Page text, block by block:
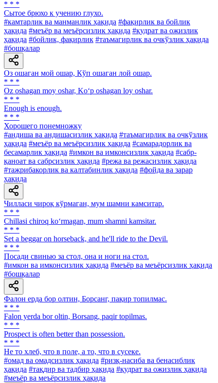
* * *
Сытое брюхо к учению глухо.
#камтарлик ва манманлик ҳақида #фақирлик ва бойлик
ҳақида #меъёр ва меъёрсизлик ҳақида #қудрат ва ожизлик
ҳақида #бойлик, фақирлик #таъмагирлик ва очкўзлик ҳақида
#бошқалар
Оз ошаган мой ошар, Кўп ошаган лой ошар.
* * *
Oz oshagan moy oshar, Ko‘p oshagan loy oshar.
* * *
Enough is enough.
* * *
Хорошего понемножку
#андиша ва андишасизлик ҳақида #таъмагирлик ва очкўзлик
ҳақида #меъёр ва меъёрсизлик ҳақида #самарадорлик ва
бесамарлик ҳақида #имкон ва имконсизлик ҳақида #сабр-
қаноат ва сабрсизлик ҳақида #режа ва режасизлик ҳақида
#тажрибакорлик ва калтабинлик ҳақида #фойда ва зарар
ҳақида
Чилласи чироқ кўрмаган, мум шамни камситар.
* * *
Chillasi chiroq ko‘rmagan, mum shamni kamsitar.
* * *
Set a beggar on horseback, and he'll ride to the Devil.
* * *
Посади свинью за стол, она и ноги на стол.
#имкон ва имконсизлик ҳақида #меъёр ва меъёрсизлик ҳақида
#бошқалар
Фалон ерда бор олтин, Борсанг, пақир топилмас.
* * *
Falon yerda bor oltin, Borsang, paqir topilmas.
* * *
Prospect is often better than possession.
* * *
He то хлеб, что в поле, а то, что в сусеке.
#омад ва омадсизлик ҳақида #ризқ-насиба ва бенасиблик
ҳақида #тақдир ва тадбир ҳақида #қудрат ва ожизлик ҳақида
#меъёр ва меъёрсизлик ҳақида